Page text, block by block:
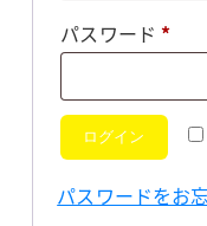
パスワード *必
ログイン
パスワードをお